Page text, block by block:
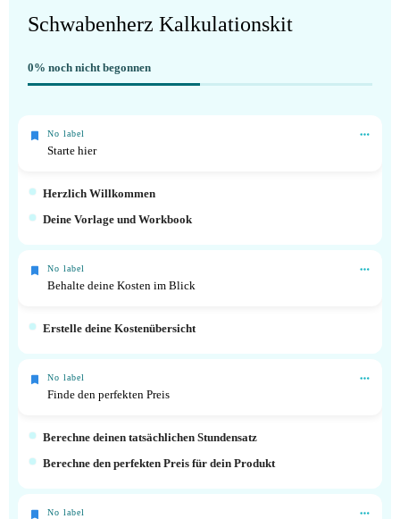
Schwabenherz Kalkulationskit
0% noch nicht begonnen
No label
Starte hier
Herzlich Willkommen
Deine Vorlage und Workbook
No label
Behalte deine Kosten im Blick
Erstelle deine Kostenübersicht
No label
Finde den perfekten Preis
Berechne deinen tatsächlichen Stundensatz
Berechne den perfekten Preis für dein Produkt
No label